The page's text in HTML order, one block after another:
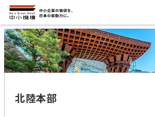
北陸本部